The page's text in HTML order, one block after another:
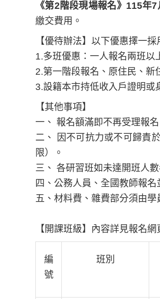
《第2階段現場報名》115年
繳交費用。
【優待辦法】以下優惠擇一採
1.多班優惠：一人報名兩班以
2.第一階段報名、原住民、新
3.設籍本市持低收入戶證明或
【其他事項】
一、 報名額滿即不再受理報名
二、 因不可抗力或不可歸責
限）。
三、 各研習班如未達開班人
四、公務人員、全國教師報
五、材料費、雜費部分須由
【開課班級】內容詳見報名
編
號
班別